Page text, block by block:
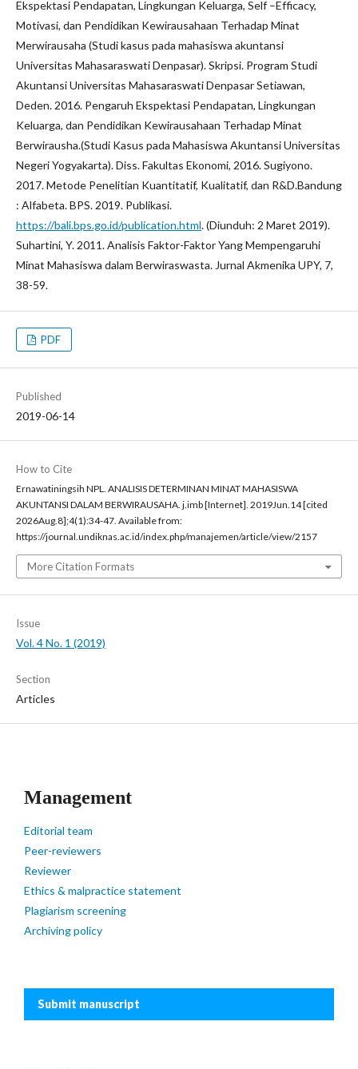
Ekspektasi Pendapatan, Lingkungan Keluarga, Self –Efficacy,
Motivasi, dan Pendidikan Kewirausahaan Terhadap Minat
Merwirausaha (Studi kasus pada mahasiswa akuntansi
Universitas Mahasaraswati Denpasar). Skripsi. Program Studi
Akuntansi Universitas Mahasaraswati Denpasar Setiawan,
Deden. 2016. Pengaruh Ekspektasi Pendapatan, Lingkungan
Keluarga, dan Pendidikan Kewirausahaan Terhadap Minat
Berwirausha.(Studi Kasus pada Mahasiswa Akuntansi Universitas
Negeri Yogyakarta). Diss. Fakultas Ekonomi, 2016. Sugiyono.
2017. Metode Penelitian Kuantitatif, Kualitatif, dan R&D.Bandung
: Alfabeta. BPS. 2019. Publikasi.
https://bali.bps.go.id/publication.html. (Diunduh: 2 Maret 2019).
Suhartini, Y. 2011. Analisis Faktor-Faktor Yang Mempengaruhi
Minat Mahasiswa dalam Berwiraswasta. Jurnal Akmenika UPY, 7,
38-59.
PDF
Published
2019-06-14
How to Cite
Ernawatiningsih NPL. ANALISIS DETERMINAN MINAT MAHASISWA
AKUNTANSI DALAM BERWIRAUSAHA. j.imb [Internet]. 2019Jun.14 [cited
2026Aug.8];4(1):34-47. Available from:
https://journal.undiknas.ac.id/index.php/manajemen/article/view/2157
More Citation Formats
Issue
Vol. 4 No. 1 (2019)
Section
Articles
Management
Editorial team
Peer-reviewers
Reviewer
Ethics & malpractice statement
Plagiarism screening
Archiving policy
Submit manuscript